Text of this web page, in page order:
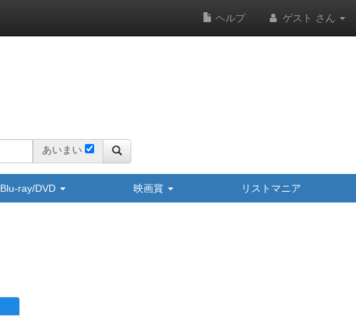
ヘルプ ゲスト さん
あいまい
Blu-ray/DVD 映画賞 リストマニア